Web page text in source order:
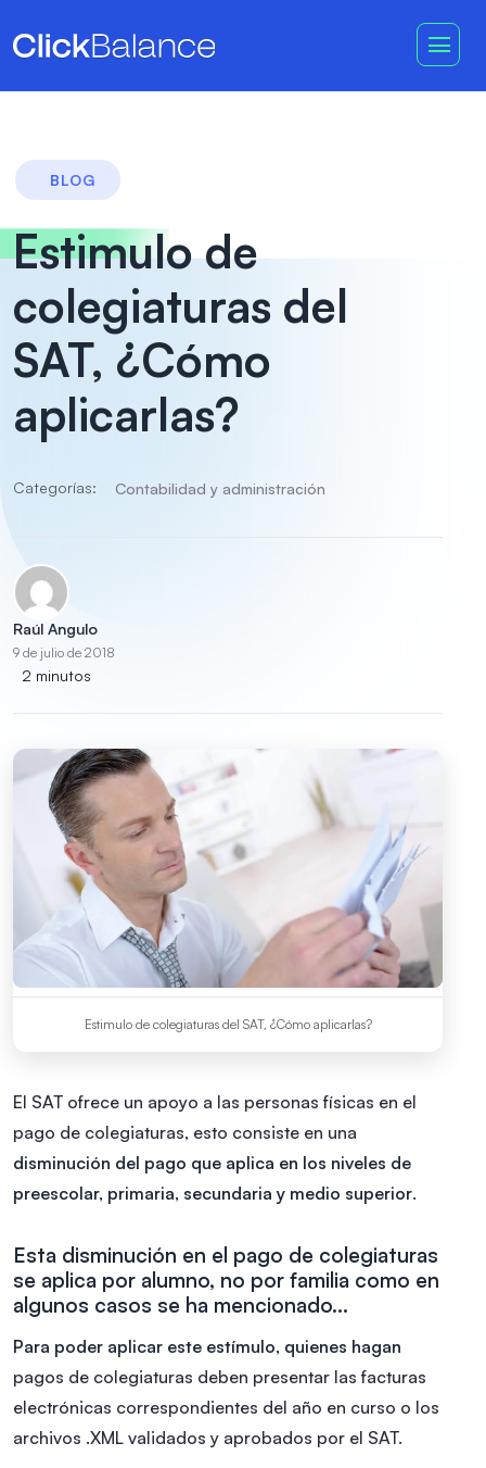
BLOG
Estimulo de
colegiaturas del
SAT, ¿Cómo
aplicarlas?
Categorías: Contabilidad y administración
Raúl Angulo
9 de julio de 2018
2 minutos
Estimulo de colegiaturas del SAT, ¿Cómo aplicarlas?
El SAT ofrece un apoyo a las personas físicas en el
pago de colegiaturas, esto consiste en una
disminución del pago que aplica en los niveles de
preescolar, primaria, secundaria y medio superior.
Esta disminución en el pago de colegiaturas
se aplica por alumno, no por familia como en
algunos casos se ha mencionado…
Para poder aplicar este estímulo, quienes hagan
pagos de colegiaturas deben presentar las facturas
electrónicas correspondientes del año en curso o los
archivos .XML validados y aprobados por el SAT.